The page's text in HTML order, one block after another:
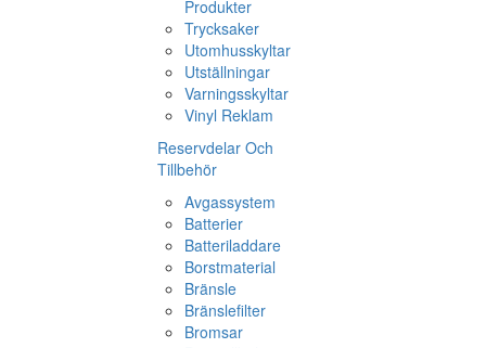
Produkter
Trycksaker
Utomhusskyltar
Utställningar
Varningsskyltar
Vinyl Reklam
Reservdelar Och
Tillbehör
Avgassystem
Batterier
Batteriladdare
Borstmaterial
Bränsle
Bränslefilter
Bromsar